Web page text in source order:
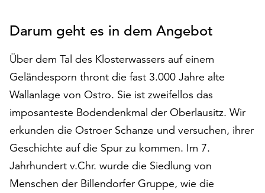
werden.
Klicken
Sie
auf
„Alle
akzeptieren“,
um
Cookies
zu
akzeptieren.
Darum geht es in dem Angebot
Über dem Tal des Klosterwassers auf einem
Geländesporn thront die fast 3.000 Jahre alte
Wallanlage von Ostro. Sie ist zweifellos das
imposanteste Bodendenkmal der Oberlausitz. Wir
erkunden die Ostroer Schanze und versuchen, ihrer
Geschichte auf die Spur zu kommen. Im 7.
Jahrhundert v.Chr. wurde die Siedlung von
Menschen der Billendorfer Gruppe, wie die